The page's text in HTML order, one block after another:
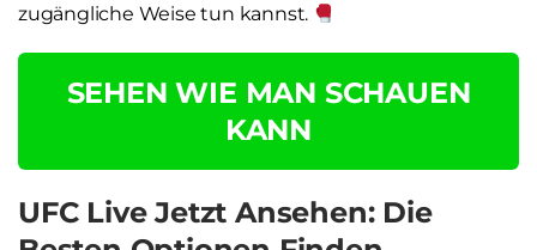
zugängliche Weise tun kannst.
SEHEN WIE MAN SCHAUEN
KANN
UFC Live Jetzt Ansehen: Die